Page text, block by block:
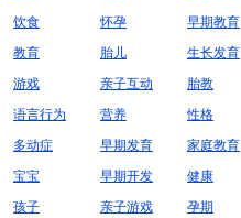
饮食
怀孕
早期教育
教育
胎儿
生长发育
游戏
亲子互动
胎教
语言行为
营养
性格
多动症
早期发育
家庭教育
宝宝
早期开发
健康
孩子
亲子游戏
孕期